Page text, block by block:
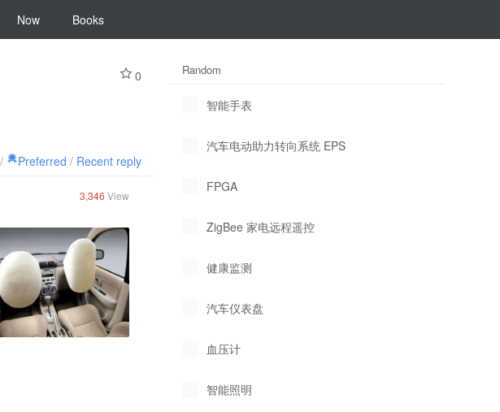
Now Books
0
/ Preferred / Recent reply
3,346 View
Random
智能手表
汽车电动助力转向系统 EPS
FPGA
ZigBee 家电远程遥控
健康监测
汽车仪表盘
血压计
智能照明